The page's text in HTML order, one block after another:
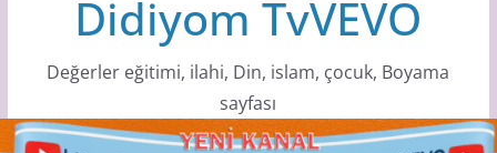
Didiyom TvVEVO
Değerler eğitimi, ilahi, Din, islam, çocuk, Boyama
sayfası